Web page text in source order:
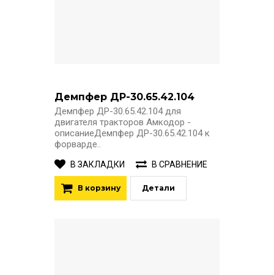
Демпфер ДР-30.65.42.104
Демпфер ДР-30.65.42.104 для
двигателя тракторов Амкодор -
описаниеДемпфер ДР-30.65.42.104 к
форварде..
В ЗАКЛАДКИ В СРАВНЕНИЕ
В корзину Детали